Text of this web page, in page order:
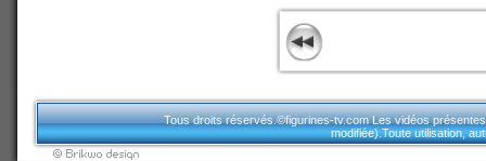
Tous droits réservés.©figurines-tv.com Les vidéos
modifiée).Toute utilisation,